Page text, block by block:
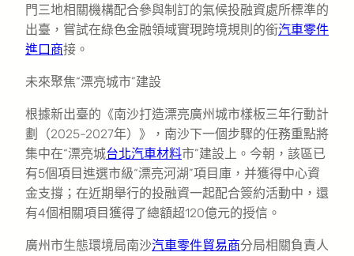
門三地相關機構配合參與制訂的氣候投融資處所標準的
出臺，嘗試在綠色金融領域實現跨境規則的銜汽車零件
進口商接。
未來聚焦“漂亮城市”建設
根據新出臺的《南沙打造漂亮廣州城市樣板三年行動計
劃（2025-2027年）》，南沙下一個步驟的任務重點將
集中在“漂亮城台北汽車材料市”建設上。今朝，該區已
有5個項目進選市級“漂亮河湖”項目庫，并獲得中心資
金支撐；在近期舉行的投融資一起配合簽約活動中，還
有4個相關項目獲得了總額超120億元的授信。
廣州市生態環境局南沙汽車零件貿易商分局相關負責人